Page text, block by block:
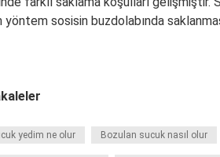
yöntem sosisin buzdolabında
yedim ne olur Bozulan sucuk nasıl olur